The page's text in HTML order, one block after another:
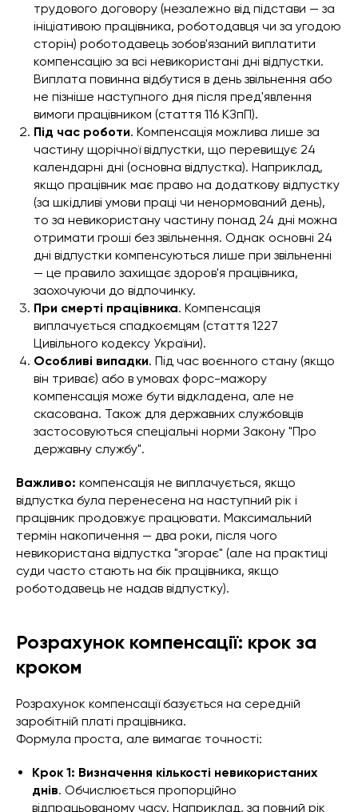
трудового договору (незалежно від підстави — за
ініціативою працівника, роботодавця чи за угодою
сторін) роботодавець зобов'язаний виплатити
компенсацію за всі невикористані дні відпустки.
Виплата повинна відбутися в день звільнення або
не пізніше наступного дня після пред'явлення
вимоги працівником (стаття 116 КЗпП).
Під час роботи. Компенсація можлива лише за
частину щорічної відпустки, що перевищує 24
календарні дні (основна відпустка). Наприклад,
якщо працівник має право на додаткову відпустку
(за шкідливі умови праці чи ненормований день),
то за невикористану частину понад 24 дні можна
отримати гроші без звільнення. Однак основні 24
дні відпустки компенсуються лише при звільненні
— це правило захищає здоров'я працівника,
заохочуючи до відпочинку.
При смерті працівника. Компенсація
виплачується спадкоємцям (стаття 1227
Цивільного кодексу України).
Особливі випадки. Під час воєнного стану (якщо
він триває) або в умовах форс-мажору
компенсація може бути відкладена, але не
скасована. Також для державних службовців
застосовуються спеціальні норми Закону "Про
державну службу".
Важливо: компенсація не виплачується, якщо
відпустка була перенесена на наступний рік і
працівник продовжує працювати. Максимальний
термін накопичення — два роки, після чого
невикористана відпустка "згорає" (але на практиці
суди часто стають на бік працівника, якщо
роботодавець не надав відпустку).
Розрахунок компенсації: крок за
кроком
Розрахунок компенсації базується на середній
заробітній платі працівника.
Формула проста, але вимагає точності:
Крок 1: Визначення кількості невикористаних
днів. Обчислюється пропорційно
відпрацьованому часу. Наприклад, за повний рік